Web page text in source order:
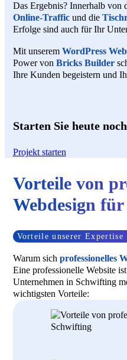
Das Ergebnis? Innerhalb von
Online-Trafficund die
Erfolge sind auch für Ihr
Mit unseremWordPress
Power von Bricks Builder
Ihre Kunden begeistern und
Starten Sie heute
Projekt starten
Vorteile von
Webdesign
Vorteile unserer Expertise
Warum sich professionelles
Eine professionelle Website
Unternehmen in Schwifting
wichtigsten Vorteile: